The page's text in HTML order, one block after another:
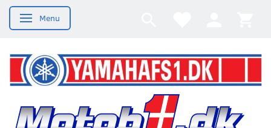
Skifte navigation
Menu